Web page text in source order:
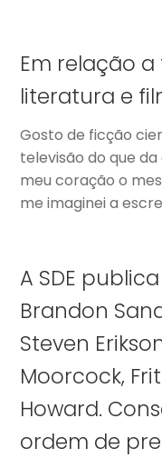
Em relação
literatura e
Gosto de ficção
televisão do que
meu coração o
me imaginei a
A SDE
Brandon
Steven
Moorcock,
Howard.
ordem de